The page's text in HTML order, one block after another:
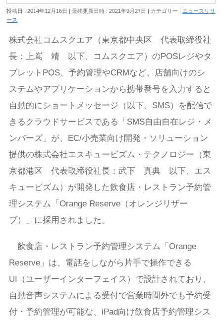
投稿日 : 2014年12月16日 最終更新日時 : 2021年9月27日 カテゴリー : ニュースリリ
ース
株式会社コムスクエア（東京都中央区 代表取締役社
長：上嶌 靖 以下、コムスクエア）のPOSレジやタ
ブレットPOS、予約管理やCRMなど、店舗向けのシ
ステムやアプリケーションから携帯番号を入力すると
自動的にショートメッセージ（以下、SMS）を配信で
きるクラウドサービスである「SMS自由自在レジ・メ
ンバーズ」が、EC/小売業向け開発・ソリューション
提供の株式会社エスキュービズム・テクノロジー（東
京都港区 代表取締役社長：武下 真典 以下、エス
キュービズム）が開発した飲食店・レストラン予約管
理システム「Orange Reserve（オレンジリザー
ブ）」に採用されました。
飲食店・レストラン予約管理システム「Orange
Reserve」は、電話をしながら片手で操作できる
UI（ユーザーインターフェイス）で設計されており、
自動音声システムによる受付で営業時間外でも予約受
付・予約管理が可能な、iPad向け飲食店予約管理シス